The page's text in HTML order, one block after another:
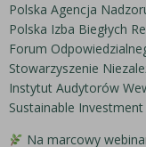
Polska Agencja
Polska Izba Biegłych
Forum
Stowarzyszenie
Instytut Audytorów
Sustainable
Na marcowy